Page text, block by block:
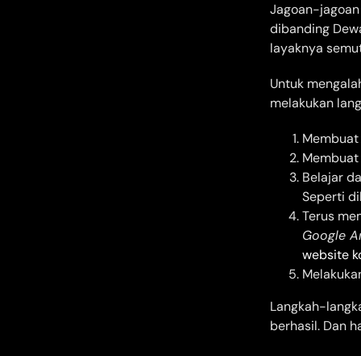
Jagoan-
dibanding
layaknya
Untuk
melakukan
Membuat
Belajar
Seperti
Terus
Google
website
Langkah-
berhasil. Dan